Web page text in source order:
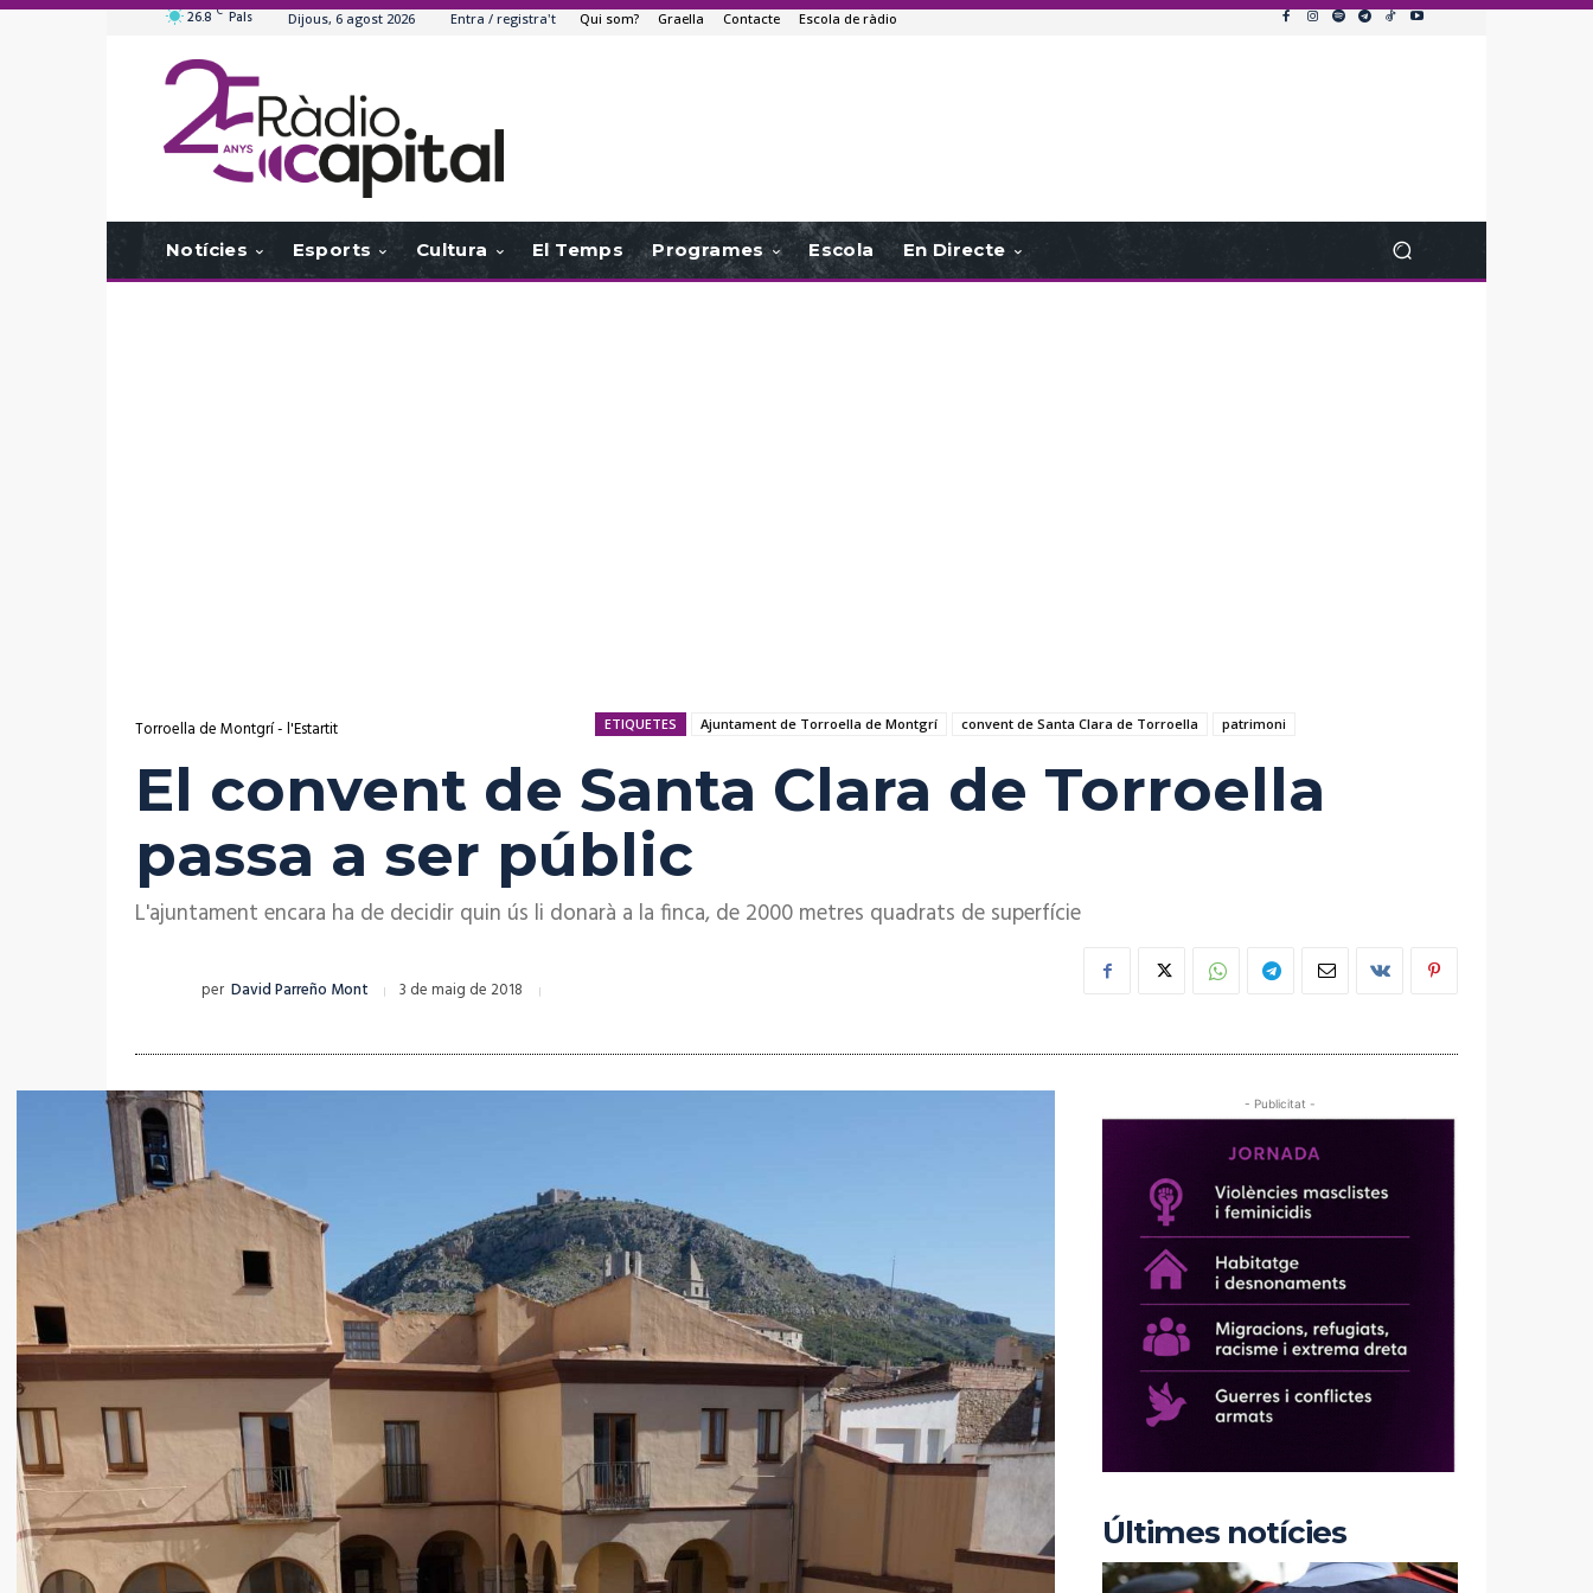
26.8 C Pals Dijous, 6 agost 2026 Entra / registra't Qui som? Graella Contacte Escola de ràdio
Notícies Esports Cultura El Temps Programes Escola En Directe
Torroella de Montgrí - l'Estartit ETIQUETES Ajuntament de Torroella de Montgrí convent de Santa Clara de Torroella patrimoni
El convent de Santa Clara de Torroella
passa a ser públic
L'ajuntament encara ha de decidir quin ús li donarà a la finca, de 2000 metres quadrats de superfície
per David Parreño Mont 3 de maig de 2018
- Publicitat -
Últimes notícies